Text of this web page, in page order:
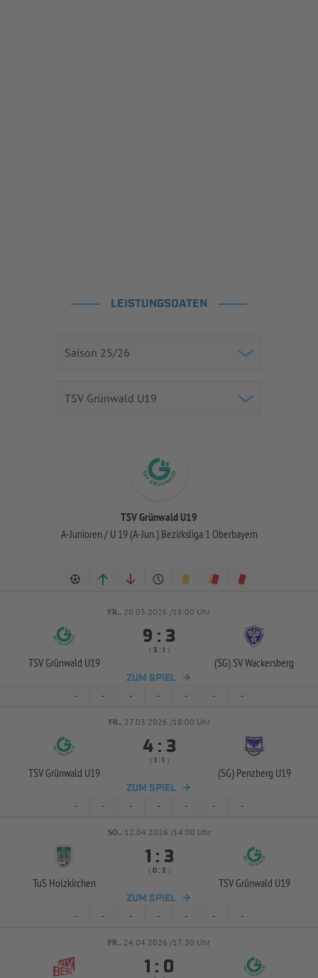
LEISTUNGSDATEN
TSV Grünwald U19
A-Junioren / U 19 (A-Jun.) Bezirksliga 1 Oberbayern
FR.. 20.03.2026 /18:00 Uhr
TSV Grünwald U19
 : 
(  :  )
(SG) SV Wackersberg
ZUM SPIEL
- - - - - - -
FR.. 27.03.2026 /18:00 Uhr
TSV Grünwald U19
 : 
(  :  )
(SG) Penzberg U19
ZUM SPIEL
- - - - - - -
SO.. 12.04.2026 /14:00 Uhr
TuS Holzkirchen
 : 
( :  )
TSV Grünwald U19
ZUM SPIEL
- - - - - - -
FR.. 24.04.2026 /17:30 Uhr
 : 